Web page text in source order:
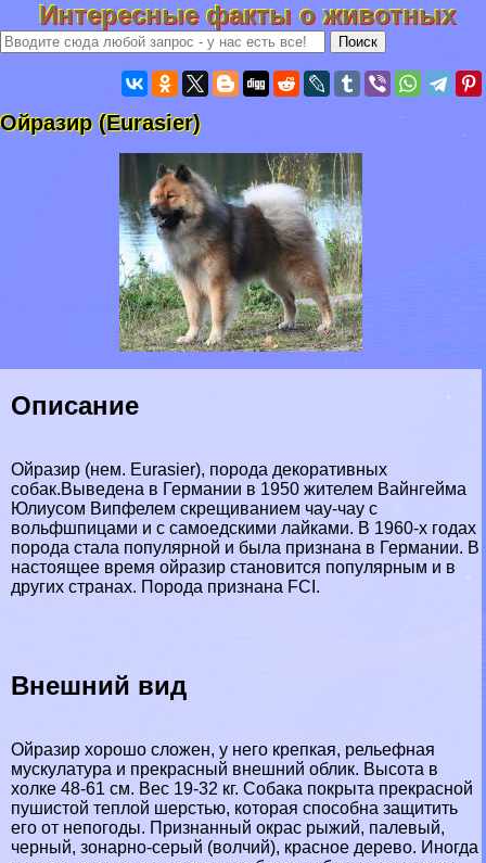
Интересные факты о животных
Ойразир (Eurasier)
Описание
Ойразир (нем. Eurasier), порода декоративных
собак.Выведена в Германии в 1950 жителем Вайнгeйма
Юлиусом Випфелем скрещиванием чау-чау с
вольфшпицами и с самоедскими лайками. В 1960-х годах
порода стала популярной и была признана в Германии. В
настоящее время ойразир становится популярным и в
других странах. Порода признана FCI.
Внешний вид
Ойразир хорошо сложен, у него крепкая, рельефная
мускулатура и прекрасный внешний облик. Высота в
холке 48-61 см. Вес 19-32 кг. Собака покрыта прекрасной
пушистой теплой шерстью, которая способна защитить
его от непогоды. Признанный окрас рыжий, палевый,
черный, зонарно-серый (волчий), красное дерево. Иногда